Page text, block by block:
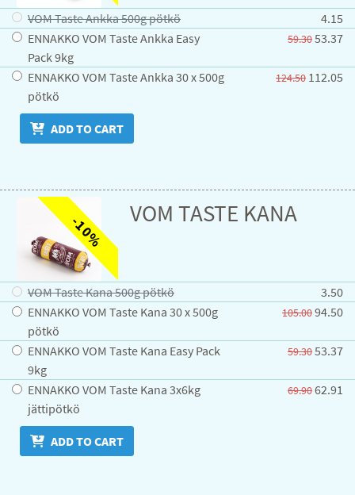
VOM Taste Ankka 500g pötkö
4.15
ENNAKKO VOM Taste Ankka Easy
Pack 9kg
59.3053.37
ENNAKKO VOM Taste Ankka 30 x 500g
pötkö
124.50112.05
ADD TO CART
-10% VOM TASTE KANA
VOM Taste Kana 500g pötkö
3.50
ENNAKKO VOM Taste Kana 30 x 500g
pötkö
105.0094.50
ENNAKKO VOM Taste Kana Easy Pack
9kg
59.3053.37
ENNAKKO VOM Taste Kana 3x6kg
jättipötkö
69.9062.91
ADD TO CART